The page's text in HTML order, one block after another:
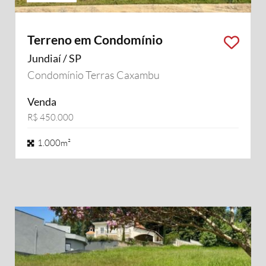
Terreno em Condomínio
Jundiaí / SP
Condomínio Terras Caxambu
Venda
R$ 450.000
1.000m²